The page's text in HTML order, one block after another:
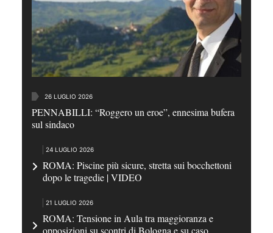
26 LUGLIO 2026
PENNABILLI: “Roggero un eroe”, ennesima bufera
sul sindaco
24 LUGLIO 2026
ROMA: Piscine più sicure, stretta sui bocchettoni
dopo le tragedie | VIDEO
21 LUGLIO 2026
ROMA: Tensione in Aula tra maggioranza e
opposizioni su scontri di Bologna e su caso